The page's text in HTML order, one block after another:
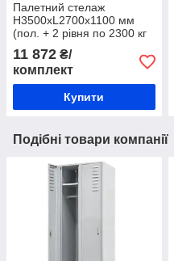
Палетний стелаж
H3500хL2700х1100 мм
(пол. + 2 рівня по 2300 кг
на рівень), для зберігання
продукції на палетах
11 872 ₴/
комплект
Купити
Подібні товари компанії